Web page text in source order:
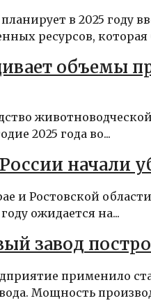
в 2025 году
ресурсов, которая
объемы
2025 года во...
начали
и Ростовской
ожидается на...
завод
применило
Мощность